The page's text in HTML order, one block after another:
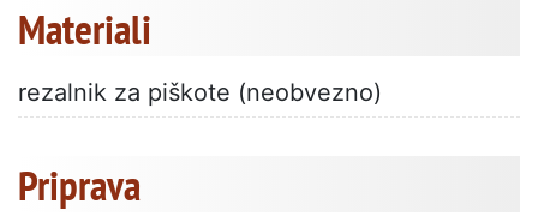
Materiali
rezalnik za piškote (neobvezno)
Priprava